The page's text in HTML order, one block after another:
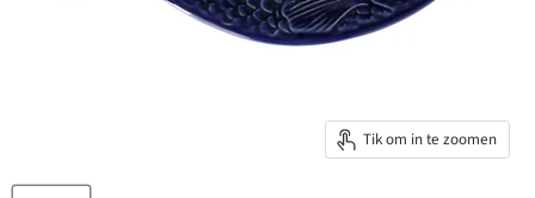
Tik om in te zoomen